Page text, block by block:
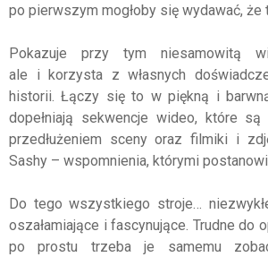
po pierwszym mogłoby się wydawać, że
Pokazuje przy tym niesamowitą
ale i korzysta z własnych
historii. Łączy się to w piękną i
dopełniają sekwencje wideo, które
przedłużeniem sceny oraz filmiki i
Sashy – wspomnienia, którymi
Do tego wszystkiego stroje…
oszałamiające i fascynujące. Trudne do
po prostu trzeba je samemu